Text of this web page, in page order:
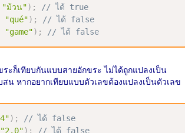
"ม้วน") ;
// ได้ true
"qué") ;
// ได้ false
"game") ; // ได้ false
ะก็เทียบกันแบบสายอักขระ ไม่ได้ถูกแปลงเป็น
สน หากอยากเทียบแบบตัวเลขต้องแปลงเป็นตัวเลข
) ;
// ได้ false
"2.0") ;
// ได้ false